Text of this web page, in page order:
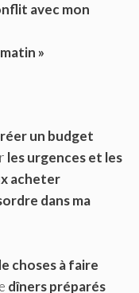
avec mon
»
un budget
les urgences et les
acheter
dans ma
choses à faire
dîners préparés